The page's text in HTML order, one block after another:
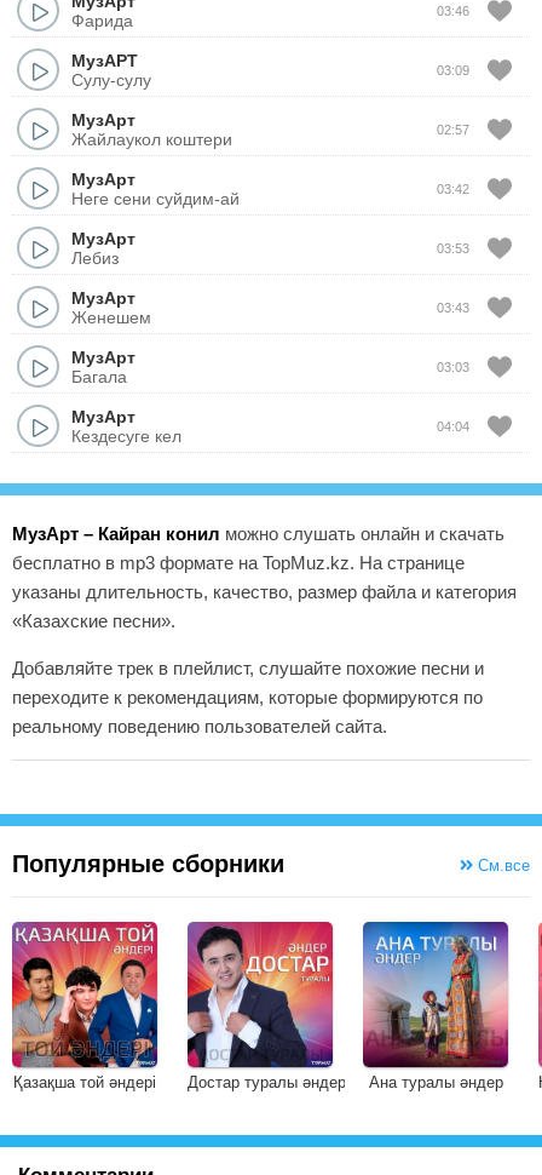
Фарида
03:46
МузАРТ
Сулу-сулу
03:09
МузАрт
Жайлаукол коштери
02:57
МузАрт
Неге сени суйдим-ай
03:42
МузАрт
Лебиз
03:53
МузАрт
Женешем
03:43
МузАрт
Багала
03:03
МузАрт
Кездесуге кел
04:04
МузАрт – Кайран конил можно слушать онлайн и скачать
бесплатно в mp3 формате на TopMuz.kz. На странице
указаны длительность, качество, размер файла и категория
«Казахские песни».
Добавляйте трек в плейлист, слушайте похожие песни и
переходите к рекомендациям, которые формируются по
реальному поведению пользователей сайта.
Популярные сборники См.все
Қазақша той әндері Достар туралы әндер Ана туралы әндер